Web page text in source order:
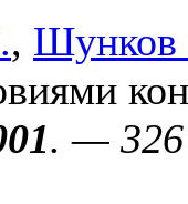
,
. — 326